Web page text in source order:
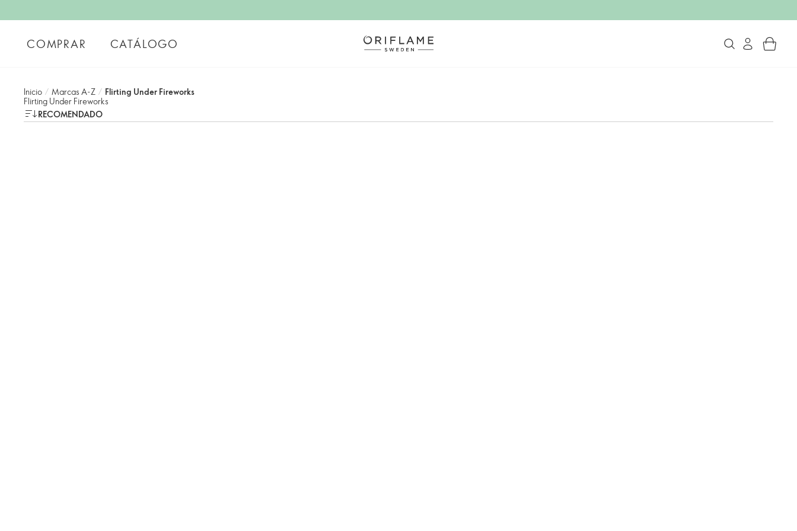
COMPRAR CATÁLOGO
Inicio / Marcas A-Z / Flirting Under Fireworks
Flirting Under Fireworks
RECOMENDADO